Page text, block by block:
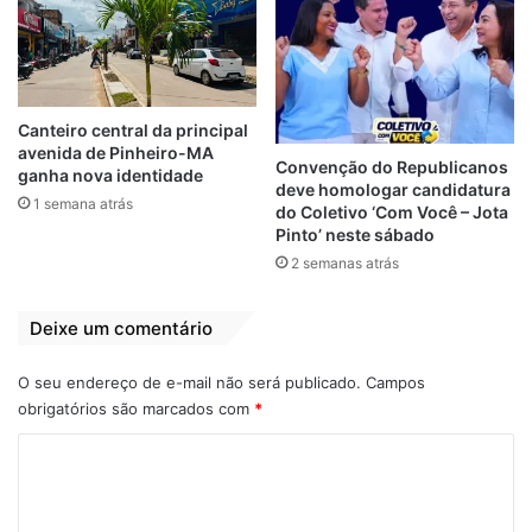
(45×28).
O Sampaio veio para o jogo no segundo
tempo, quando as bolas de três de Luana
Leite começaram a cair e o tricolor venceu
a terceira parcial por 15-13, reduzindo o
déficit geral para 15 pontos.
Os dez minutos finais foram os melhores
adversário, sobretudo com Gil e Jeanne,
que combinaram 18 dos 28 pontos da última
parcial, que fizeram o torcedor do Sampaio
acreditar na vitória, mas a vantagem
Canteiro central da principal
avenida de Pinheiro-MA
ganha nova identidade
1 semana atrás
Convenção do Republicanos
deve homologar candidatura
do Coletivo ‘Com Você – Jota
Pinto’ neste sábado
2 semanas atrás
Deixe um comentário
O seu endereço de e-mail não será publicado. Campos
obrigatórios são marcados com *